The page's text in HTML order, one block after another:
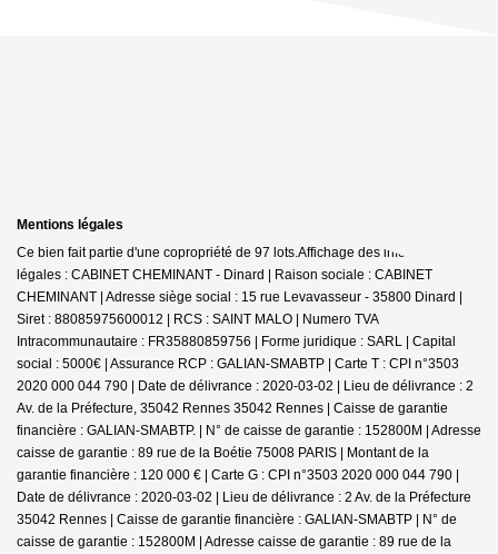
Mentions légales
Ce bien fait partie d'une copropriété de 97 lots.Affichage des informations
légales : CABINET CHEMINANT - Dinard | Raison sociale : CABINET
CHEMINANT | Adresse siège social : 15 rue Levavasseur - 35800 Dinard |
Siret : 88085975600012 | RCS : SAINT MALO | Numero TVA
Intracommunautaire : FR35880859756 | Forme juridique : SARL | Capital
social : 5000€ | Assurance RCP : GALIAN-SMABTP | Carte T : CPI n°3503
2020 000 044 790 | Date de délivrance : 2020-03-02 | Lieu de délivrance : 2
Av. de la Préfecture, 35042 Rennes 35042 Rennes | Caisse de garantie
financière : GALIAN-SMABTP. | N° de caisse de garantie : 152800M | Adresse
caisse de garantie : 89 rue de la Boétie 75008 PARIS | Montant de la
garantie financière : 120 000 € | Carte G : CPI n°3503 2020 000 044 790 |
Date de délivrance : 2020-03-02 | Lieu de délivrance : 2 Av. de la Préfecture
35042 Rennes | Caisse de garantie financière : GALIAN-SMABTP | N° de
caisse de garantie : 152800M | Adresse caisse de garantie : 89 rue de la